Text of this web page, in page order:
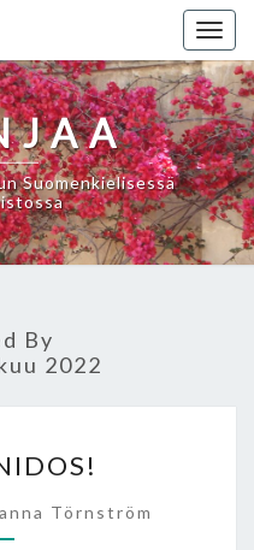
Suomenkielisessä
By
2022
Törnström